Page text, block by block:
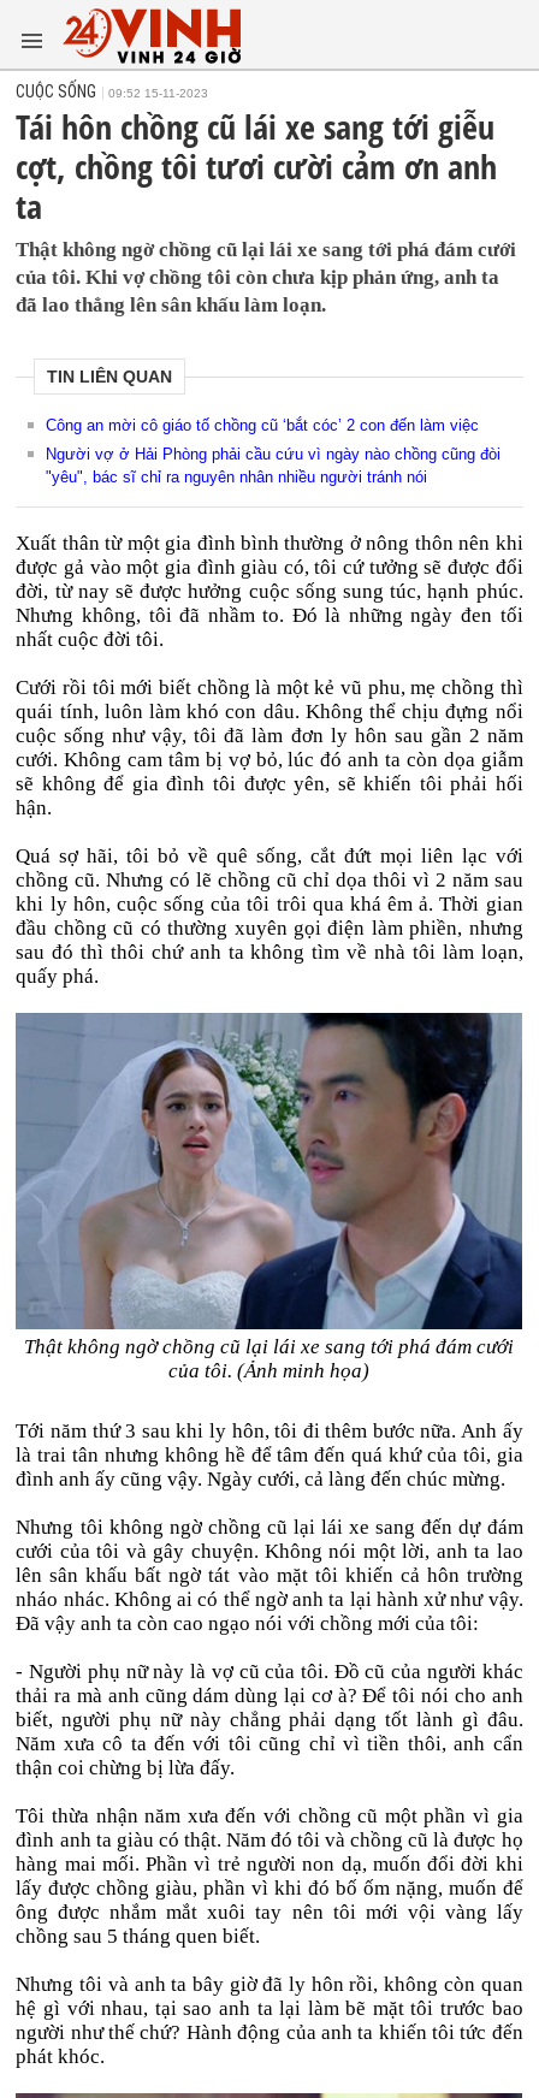
CUỘC SỐNG 09:52 15-11-2023
Tái hôn chồng cũ lái xe sang tới giễu
cợt, chồng tôi tươi cười cảm ơn anh
ta
Thật không ngờ chồng cũ lại lái xe sang tới phá đám cưới
của tôi. Khi vợ chồng tôi còn chưa kịp phản ứng, anh ta
đã lao thẳng lên sân khấu làm loạn.
TIN LIÊN QUAN
Công an mời cô giáo tố chồng cũ ‘bắt cóc’ 2 con đến làm việc
Người vợ ở Hải Phòng phải cầu cứu vì ngày nào chồng cũng đòi
"yêu", bác sĩ chỉ ra nguyên nhân nhiều người tránh nói
Xuất thân từ một gia đình bình thường ở nông thôn nên khi
được gả vào một gia đình giàu có, tôi cứ tưởng sẽ được đổi
đời, từ nay sẽ được hưởng cuộc sống sung túc, hạnh phúc.
Nhưng không, tôi đã nhầm to. Đó là những ngày đen tối
nhất cuộc đời tôi.
Cưới rồi tôi mới biết chồng là một kẻ vũ phu, mẹ chồng thì
quái tính, luôn làm khó con dâu. Không thể chịu đựng nổi
cuộc sống như vậy, tôi đã làm đơn ly hôn sau gần 2 năm
cưới. Không cam tâm bị vợ bỏ, lúc đó anh ta còn dọa giẫm
sẽ không để gia đình tôi được yên, sẽ khiến tôi phải hối
hận.
Quá sợ hãi, tôi bỏ về quê sống, cắt đứt mọi liên lạc với
chồng cũ. Nhưng có lẽ chồng cũ chỉ dọa thôi vì 2 năm sau
khi ly hôn, cuộc sống của tôi trôi qua khá êm ả. Thời gian
đầu chồng cũ có thường xuyên gọi điện làm phiền, nhưng
sau đó thì thôi chứ anh ta không tìm về nhà tôi làm loạn,
quấy phá.
Thật không ngờ chồng cũ lại lái xe sang tới phá đám cưới
của tôi. (Ảnh minh họa)
Tới năm thứ 3 sau khi ly hôn, tôi đi thêm bước nữa. Anh ấy
là trai tân nhưng không hề để tâm đến quá khứ của tôi, gia
đình anh ấy cũng vậy. Ngày cưới, cả làng đến chúc mừng.
Nhưng tôi không ngờ chồng cũ lại lái xe sang đến dự đám
cưới của tôi và gây chuyện. Không nói một lời, anh ta lao
lên sân khấu bất ngờ tát vào mặt tôi khiến cả hôn trường
nháo nhác. Không ai có thể ngờ anh ta lại hành xử như vậy.
Đã vậy anh ta còn cao ngạo nói với chồng mới của tôi:
- Người phụ nữ này là vợ cũ của tôi. Đồ cũ của người khác
thải ra mà anh cũng dám dùng lại cơ à? Để tôi nói cho anh
biết, người phụ nữ này chẳng phải dạng tốt lành gì đâu.
Năm xưa cô ta đến với tôi cũng chỉ vì tiền thôi, anh cẩn
thận coi chừng bị lừa đấy.
Tôi thừa nhận năm xưa đến với chồng cũ một phần vì gia
đình anh ta giàu có thật. Năm đó tôi và chồng cũ là được họ
hàng mai mối. Phần vì trẻ người non dạ, muốn đổi đời khi
lấy được chồng giàu, phần vì khi đó bố ốm nặng, muốn để
ông được nhắm mắt xuôi tay nên tôi mới vội vàng lấy
chồng sau 5 tháng quen biết.
Nhưng tôi và anh ta bây giờ đã ly hôn rồi, không còn quan
hệ gì với nhau, tại sao anh ta lại làm bẽ mặt tôi trước bao
người như thế chứ? Hành động của anh ta khiến tôi tức đến
phát khóc.